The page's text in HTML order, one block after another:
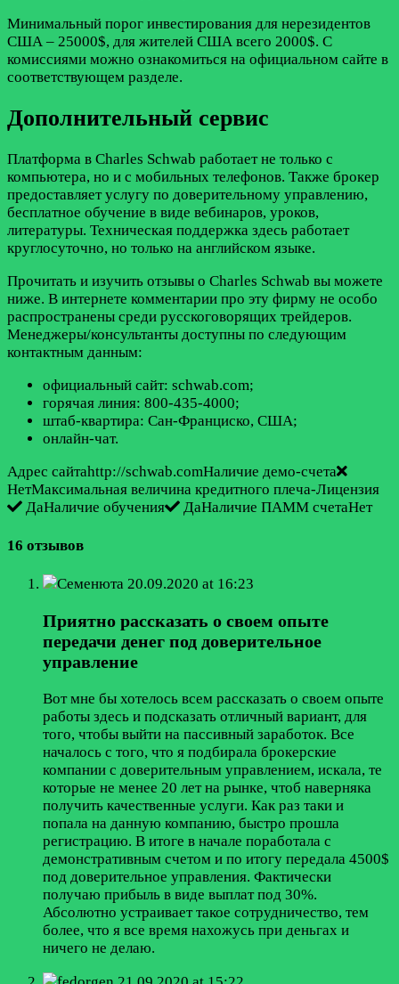
Минимальный порог инвестирования для нерезидентов
США – 25000$, для жителей США всего 2000$. С
комиссиями можно ознакомиться на официальном сайте в
соответствующем разделе.
Дополнительный сервис
Платформа в Charles Schwab работает не только с
компьютера, но и с мобильных телефонов. Также брокер
предоставляет услугу по доверительному управлению,
бесплатное обучение в виде вебинаров, уроков,
литературы. Техническая поддержка здесь работает
круглосуточно, но только на английском языке.
Прочитать и изучить отзывы о Charles Schwab вы можете
ниже. В интернете комментарии про эту фирму не особо
распространены среди русскоговорящих трейдеров.
Менеджеры/консультанты доступны по следующим
контактным данным:
официальный сайт: schwab.com;
горячая линия: 800-435-4000;
штаб-квартира: Сан-Франциско, США;
онлайн-чат.
Адрес сайтаhttp://schwab.comНаличие демо-счета
НетМаксимальная величина кредитного плеча-Лицензия
ДаНаличие обучения
ДаНаличие ПАММ счетаНет
16 отзывов
Семенюта 20.09.2020 at 16:23
Приятно рассказать о своем опыте
передачи денег под доверительное
управление
Вот мне бы хотелось всем рассказать о своем опыте
работы здесь и подсказать отличный вариант, для
того, чтобы выйти на пассивный заработок. Все
началось с того, что я подбирала брокерские
компании с доверительным управлением, искала, те
которые не менее 20 лет на рынке, чтоб наверняка
получить качественные услуги. Как раз таки и
попала на данную компанию, быстро прошла
регистрацию. В итоге в начале поработала с
демонстративным счетом и по итогу передала 4500$
под доверительное управления. Фактически
получаю прибыль в виде выплат под 30%.
Абсолютно устраивает такое сотрудничество, тем
более, что я все время нахожусь при деньгах и
ничего не делаю.